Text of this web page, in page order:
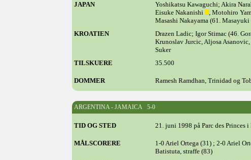
JAPAN Yoshikatsu Kawaguchi; Akira
Eisuke Nakanishi
, Motohiro
Masashi Nakayama (61. Masayuki
KROATIEN
Drazen Ladic; Igor Stimac (46.
Krunoslav Jurcic, Aljosa
Suker
TILSKUERE
35.500
DOMMER Ramesh Ramdhan, Trinidad og
ARGENTINA - JAMAICA 5-0
TID OG STED 21. juni 1998 på Parc des Princes i
MÅLSCORERE
1-0 Ariel Ortega (31) ; 2-0 Ariel
Batistuta, straffe (83)